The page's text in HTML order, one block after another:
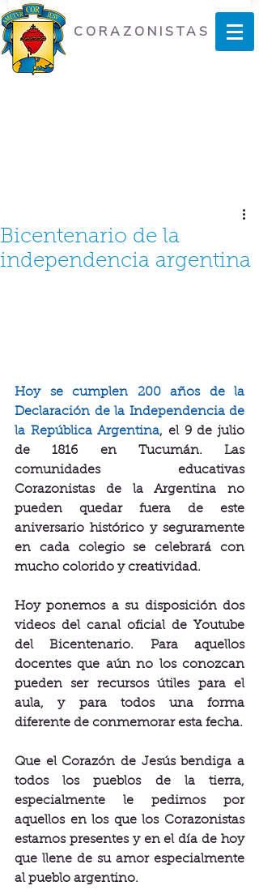
CORAZONISTAS
Bicentenario de la
independencia argentina
Hoy se cumplen 200 años de la
Declaración de la Independencia de
la República Argentina, el 9 de julio
de 1816 en Tucumán. Las
comunidades educativas
Corazonistas de la Argentina no
pueden quedar fuera de este
aniversario histórico y seguramente
en cada colegio se celebrará con
mucho colorido y creatividad.
Hoy ponemos a su disposición dos
videos del canal oficial de Youtube
del Bicentenario. Para aquellos
docentes que aún no los conozcan
pueden ser recursos útiles para el
aula, y para todos una forma
diferente de conmemorar esta fecha.
Que el Corazón de Jesús bendiga a
todos los pueblos de la tierra,
especialmente le pedimos por
aquellos en los que los Corazonistas
estamos presentes y en el día de hoy
que llene de su amor especialmente
al pueblo argentino.